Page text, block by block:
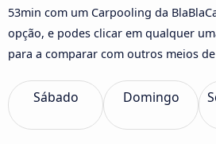
53min com um Carpooling da
opção, e podes clicar em qualquer
para a comparar com outros meios
Sábado Domingo